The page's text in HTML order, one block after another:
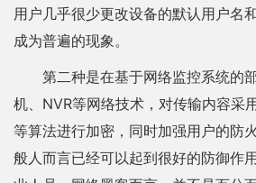
用户几乎很少更改设备的默认用户名
成为普遍的现象。
第二种是在基于网络监控系统的
机、NVR等网络技术，对传输内容采
等算法进行加密，同时加强用户的防
般人而言已经可以起到很好的防御作